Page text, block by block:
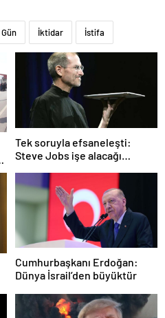
Gün İktidar İstifa
Tek soruyla efsaneleşti:
Steve Jobs işe alacağı
seçiyordu!
Cumhurbaşkanı Erdoğan:
Dünya İsrail’den büyüktür